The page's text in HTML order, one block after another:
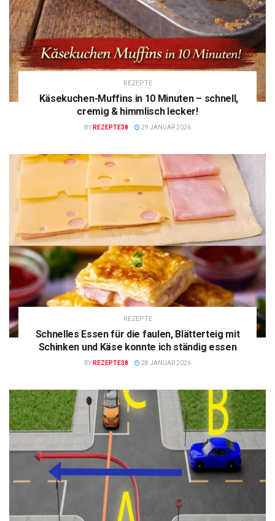
REZEPTE
Käsekuchen-Muffins in 10 Minuten – schnell,
cremig & himmlisch lecker!
BY REZEPTE38 29 JANUAR 2026
REZEPTE
Schnelles Essen für die faulen, Blätterteig mit
Schinken und Käse konnte ich ständig essen
BY REZEPTE38 28 JANUAR 2026